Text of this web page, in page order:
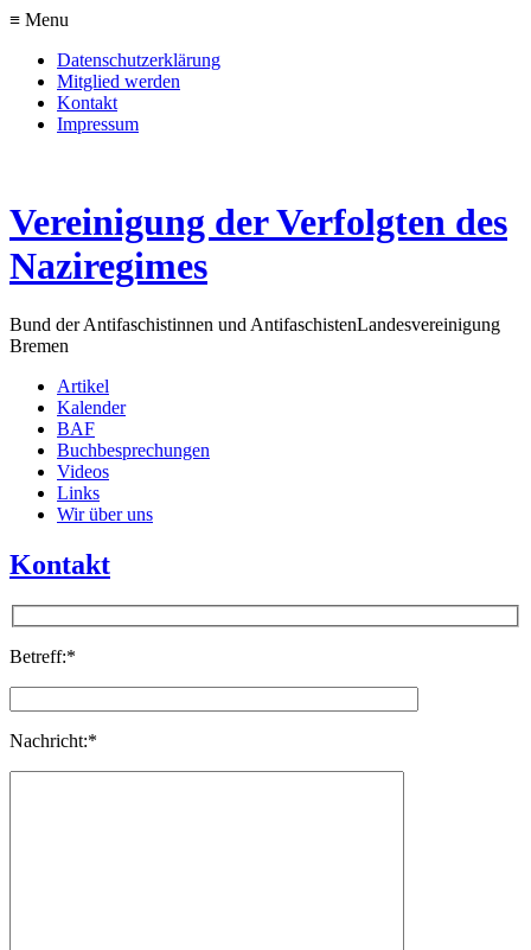
≡ Menu
Datenschutzerklärung
Mitglied werden
Kontakt
Impressum
Vereinigung der Verfolgten des
Naziregimes
Bund der Antifaschistinnen und AntifaschistenLandesvereinigung
Bremen
Artikel
Kalender
BAF
Buchbesprechungen
Videos
Links
Wir über uns
Kontakt
Betreff:*
Nachricht:*